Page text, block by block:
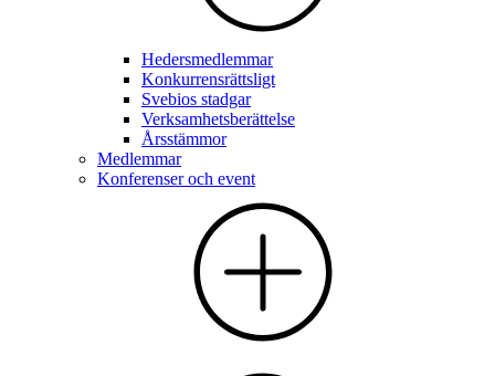
Hedersmedlemmar
Konkurrensrättsligt
Svebios stadgar
Verksamhetsberättelse
Årsstämmor
Medlemmar
Konferenser och event